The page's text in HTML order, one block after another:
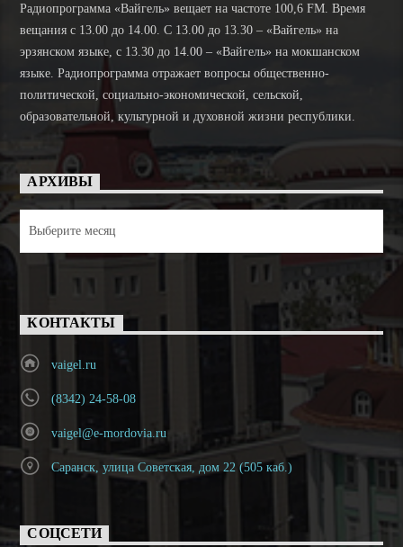
Радиопрограмма «Вайгель» вещает на частоте 100,6 FM. Время
вещания с 13.00 до 14.00. C 13.00 до 13.30 – «Вайгель» на
эрзянском языке, с 13.30 до 14.00 – «Вайгель» на мокшанском
языке. Радиопрограмма отражает вопросы общественно-
политической, социально-экономической, сельской,
образовательной, культурной и духовной жизни республики.
АРХИВЫ
КОНТАКТЫ
vaigel.ru
(8342) 24-58-08
vaigel@e-mordovia.ru
Саранск, улица Советская, дом 22 (505 каб.)
СОЦСЕТИ